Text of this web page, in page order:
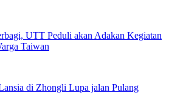
UTT Peduli akan Adakan Kegiatan
Taiwan
di Zhongli Lupa jalan Pulang